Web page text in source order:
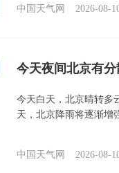
中国天气网 2026-08-
今天夜间北京有
今天白天，北京晴转多
天，北京降雨将逐渐增
中国天气网 2026-08-